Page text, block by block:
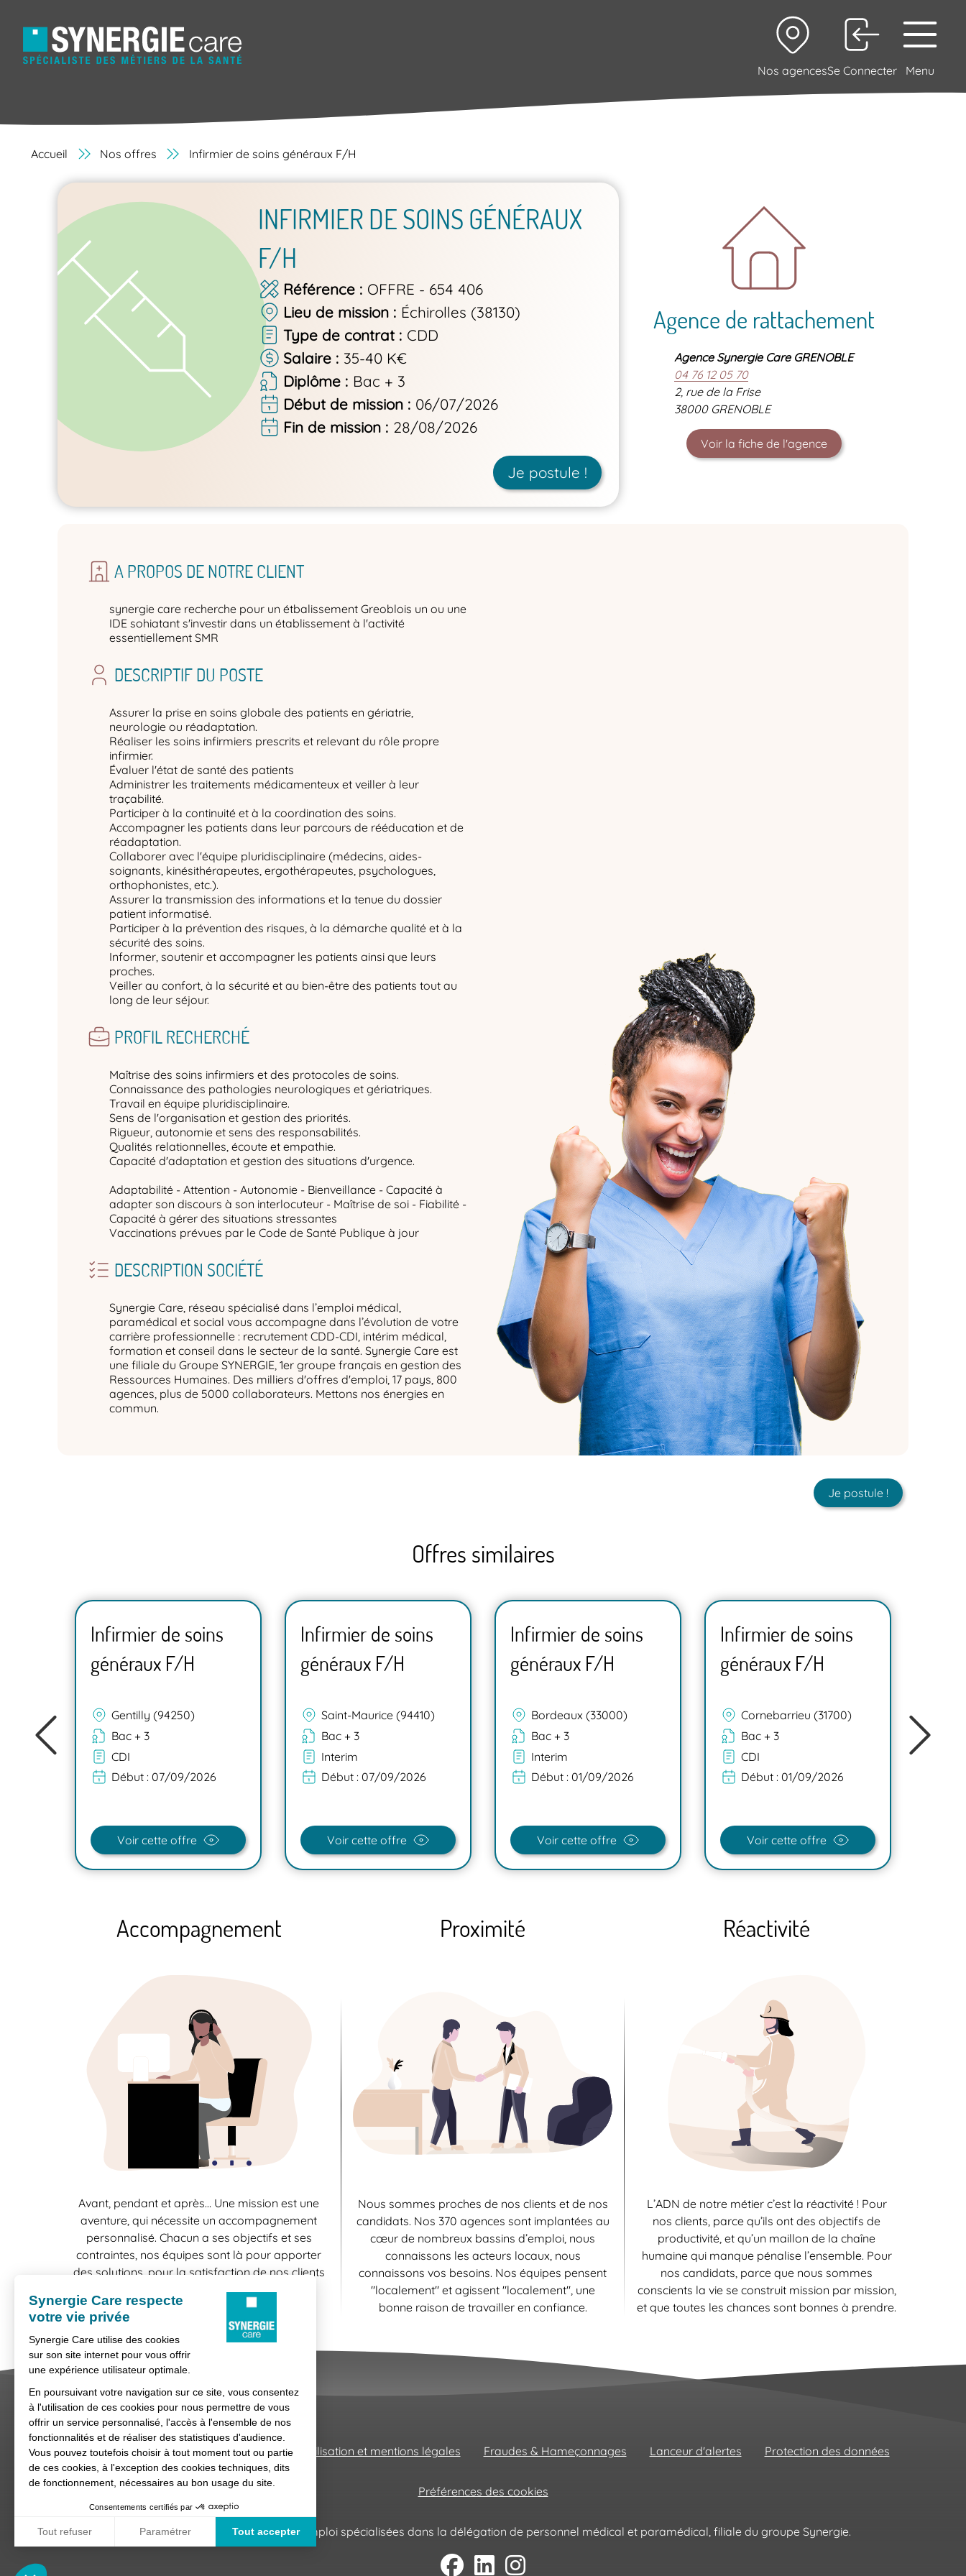
Nos agencesSe Connecter Menu
Accueil Nos offres Infirmier de soins généraux F/H
INFIRMIER DE SOINS GÉNÉRAUX
F/H
Référence
OFFRE - 654 406
Lieu de mission
Échirolles (38130)
Type de contrat
CDD
Salaire
35-40 K€
Diplôme
Bac + 3
Début de mission
06/07/2026
Fin de mission
28/08/2026
Je postule !
Agence de rattachement
Agence Synergie Care GRENOBLE
04 76 12 05 70
2, rue de la Frise
38000 GRENOBLE
Voir la fiche de l'agence
A PROPOS DE NOTRE CLIENT
synergie care recherche pour un étbalissement Greoblois un ou une
IDE sohiatant s'investir dans un établissement à l'activité
essentiellement SMR
DESCRIPTIF DU POSTE
Assurer la prise en soins globale des patients en gériatrie,
neurologie ou réadaptation.
Réaliser les soins infirmiers prescrits et relevant du rôle propre
infirmier.
Évaluer l'état de santé des patients
Administrer les traitements médicamenteux et veiller à leur
traçabilité.
Participer à la continuité et à la coordination des soins.
Accompagner les patients dans leur parcours de rééducation et de
réadaptation.
Collaborer avec l'équipe pluridisciplinaire (médecins, aides-
soignants, kinésithérapeutes, ergothérapeutes, psychologues,
orthophonistes, etc.).
Assurer la transmission des informations et la tenue du dossier
patient informatisé.
Participer à la prévention des risques, à la démarche qualité et à la
sécurité des soins.
Informer, soutenir et accompagner les patients ainsi que leurs
proches.
Veiller au confort, à la sécurité et au bien-être des patients tout au
long de leur séjour.
PROFIL RECHERCHÉ
Maîtrise des soins infirmiers et des protocoles de soins.
Connaissance des pathologies neurologiques et gériatriques.
Travail en équipe pluridisciplinaire.
Sens de l'organisation et gestion des priorités.
Rigueur, autonomie et sens des responsabilités.
Qualités relationnelles, écoute et empathie.
Capacité d'adaptation et gestion des situations d'urgence.
Adaptabilité - Attention - Autonomie - Bienveillance - Capacité à
adapter son discours à son interlocuteur - Maîtrise de soi - Fiabilité -
Capacité à gérer des situations stressantes
Vaccinations prévues par le Code de Santé Publique à jour
DESCRIPTION SOCIÉTÉ
Synergie Care, réseau spécialisé dans l’emploi médical,
paramédical et social vous accompagne dans l’évolution de votre
carrière professionnelle : recrutement CDD-CDI, intérim médical,
formation et conseil dans le secteur de la santé. Synergie Care est
une filiale du Groupe SYNERGIE, 1er groupe français en gestion des
Ressources Humaines. Des milliers d'offres d'emploi, 17 pays, 800
agences, plus de 5000 collaborateurs. Mettons nos énergies en
commun.
Je postule !
Offres similaires
Infirmier de soins
généraux F/H
Gentilly (94250)
Bac + 3
CDI
Début : 07/09/2026
Voir cette offre
Infirmier de soins
généraux F/H
Saint-Maurice (94410)
Bac + 3
Interim
Début : 07/09/2026
Voir cette offre
Infirmier de soins
généraux F/H
Bordeaux (33000)
Bac + 3
Interim
Début : 01/09/2026
Voir cette offre
Infirmier de soins
généraux F/H
Cornebarrieu (31700)
Bac + 3
CDI
Début : 01/09/2026
Voir cette offre
Accompagnement
Avant, pendant et après… Une mission est une
aventure, qui nécessite un accompagnement
personnalisé. Chacun a ses objectifs et ses
contraintes, nos équipes sont là pour apporter
des solutions, pour la satisfaction de nos clients
comme celle de nos candidats.
Proximité
Nous sommes proches de nos clients et de nos
candidats. Nos 370 agences sont implantées au
cœur de nombreux bassins d’emploi, nous
connaissons les acteurs locaux, nous
connaissons vos besoins. Nos équipes pensent
"localement" et agissent "localement", une
bonne raison de travailler en confiance.
Réactivité
L’ADN de notre métier c’est la réactivité ! Pour
nos clients, parce qu’ils ont des objectifs de
productivité, et qu’un maillon de la chaîne
humaine qui manque pénalise l’ensemble. Pour
nos candidats, parce que nous sommes
conscients la vie se construit mission par mission,
et que toutes les chances sont bonnes à prendre.
Nous contacter Conditions générales d'utilisation et mentions légales Fraudes & Hameçonnages Lanceur d'alertes Protection des données
Préférences des cookies
Synergie Care, réseau d'agences d'emploi spécialisées dans la délégation de personnel médical et paramédical, filiale du groupe Synergie.